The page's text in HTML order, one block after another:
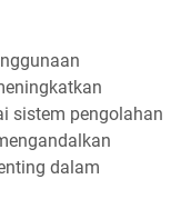
sistem pengolahan
dalam